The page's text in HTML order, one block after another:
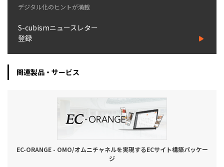
お役立ち記事
03-6432-0346
デジタル化のヒントが満載
S-cubismニュースレター
登録
関連製品・サービス
EC-ORANGE - OMO/オムニチャネルを実現するECサイト構築パッケー
ジ